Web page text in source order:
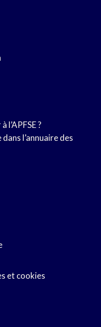
l’APFSE ?
l’annuaire des
et cookies